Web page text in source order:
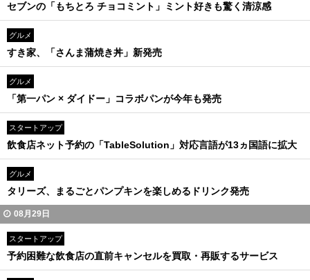
セブンの「もちとろ チョコミント」ミント好きも驚く清涼感
グルメ
すき家、「さんま蒲焼き丼」新発売
グルメ
「第一パン × ダイドー」コラボパンが今年も発売
スタートアップ
飲食店ネット予約の「TableSolution」対応言語が13ヵ国語に拡大
グルメ
タリーズ、まるごとパンプキンを楽しめるドリンク発売
08月29日
スタートアップ
予約困難な飲食店の直前キャンセルを買取・再販するサービス